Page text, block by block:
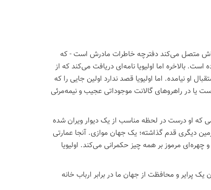
متصل می‌کند دفترچه خاطرات مادرش است - که
بالاخره اما اولیویا نامه‌ای دریافت می‌کند که از
او نیامده. اما اولیویا قصد ندارد اولین جایی را که
در راهروهای گالانت موجوداتی عجیب و نیمه‌مرئی
که او درست در لحظه مناسب از یک دیوار ویران شده
دیگری قدم گذاشته؛ یک جهان موازی. آنجا عمارتی
مرموز بر همه چیز حکمرانی می‌کند. اولیویا
پرایر و محافظت از جهان ما در برابر ارباب خانه